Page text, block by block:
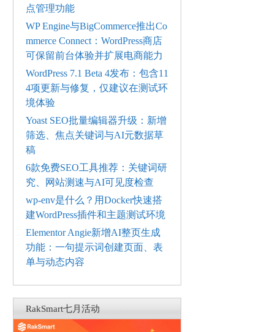
点管理功能
WP Engine与BigCommerce推出Co
mmerce Connect：WordPress商店
可保留前台体验并扩展电商能力
WordPress 7.1 Beta 4发布：包含11
4项更新与修复，仅建议在测试环
境体验
Yoast SEO批量编辑器升级：新增
筛选、焦点关键词与AI元数据草
稿
6款免费SEO工具推荐：关键词研
究、网站测速与AI可见度检查
wp-env是什么？用Docker快速搭
建WordPress插件和主题测试环境
Elementor Angie新增AI整页生成
功能：一句提示词创建页面、表
单与动态内容
RakSmart七月活动